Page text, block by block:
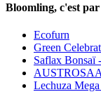
Bloomling, c'est par
Ecofurn
Green
Saflax Bonsaï
Lechuza